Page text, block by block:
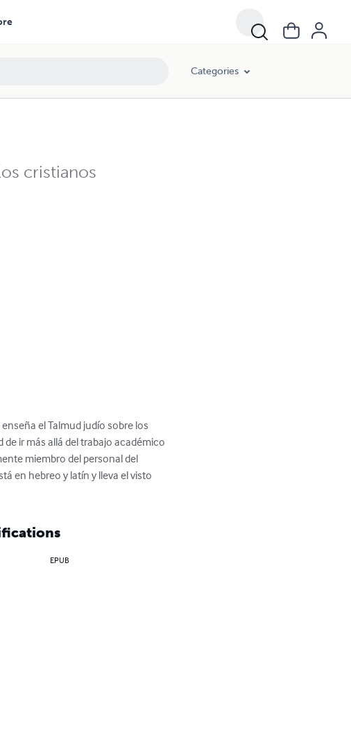
Categories
cristianos
el Talmud judío sobre los
ir más allá del trabajo académico
miembro del personal del
en hebreo y latín y lleva el visto
EPUB